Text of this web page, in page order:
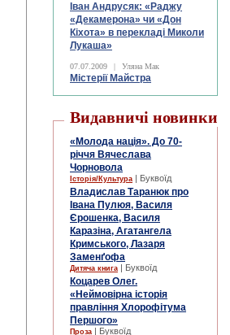
Іван Андрусяк: «Раджу
«Декамерона» чи «Дон
Кіхота» в перекладі Миколи
Лукаша»
07.07.2009 | Уляна Мак
Містерії Майстра
Видавничі новинки
«Молода нація». До 70-
річчя Вячеслава
Чорновола
Історія/Культура | Буквоїд
Владислав Таранюк про
Івана Пулюя, Василя
Єрошенка, Василя
Каразіна, Агатангела
Кримського, Лазаря
Заменґофа
Дитяча книга | Буквоїд
Коцарев Олег.
«Неймовірна історія
правління Хлорофітума
Першого»
Проза | Буквоїд